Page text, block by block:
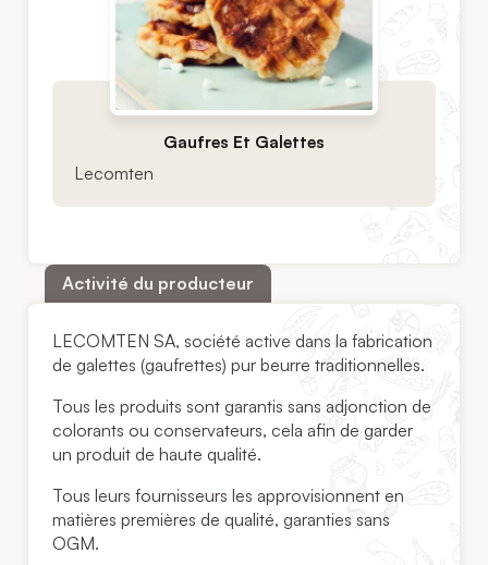
Gaufres Et Galettes
Lecomten
Activité du producteur
LECOMTEN SA, société active dans la fabrication
de galettes (gaufrettes) pur beurre traditionnelles.
Tous les produits sont garantis sans adjonction de
colorants ou conservateurs, cela afin de garder
un produit de haute qualité.
Tous leurs fournisseurs les approvisionnent en
matières premières de qualité, garanties sans
OGM.